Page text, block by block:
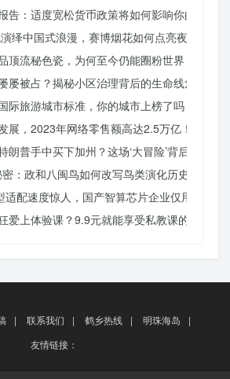
告：适度宽松货币政策将如何影响你的消费？
绎中国式浪漫，赛博烟花如何点亮夜空？
顶流秘色瓷，为何至今仍能圈粉世界？揭秘
屡被占？揭秘小区治理背后的生命线危机
际旅游城市标准，你的城市上榜了吗？
展，2023年网络零售额高达2.5万亿！你还在
朗普手中买下加州？这场‘大冒险’背后藏着什
：政和八闽鸟如何改写鸟类演化历史？
适配速度惊人，国产智算芯片企业仅用一周
爱上体验课？9.9元就能享受私教课的秘密
| 联系我们 | 鹤乡热线 | 明珠海岛
|
友情链接：